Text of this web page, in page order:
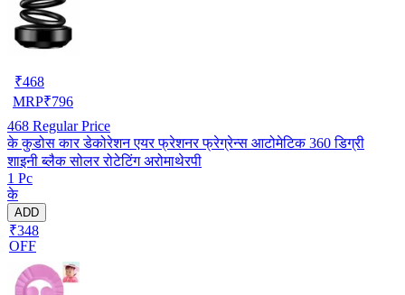
₹468
MRP₹796
468 Regular Price
के कुडोस कार डेकोरेशन एयर फ्रेशनर फ्रेग्रेन्स आटोमेटिक 360 डिग्री
शाइनी ब्लैक सोलर रोटेटिंग अरोमाथेरपी
1 Pc
के
ADD
₹348
OFF